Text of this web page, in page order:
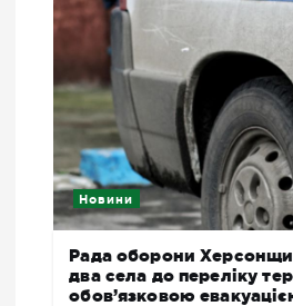
Новини
Рада оборони
два села до переліку
обов’язковою